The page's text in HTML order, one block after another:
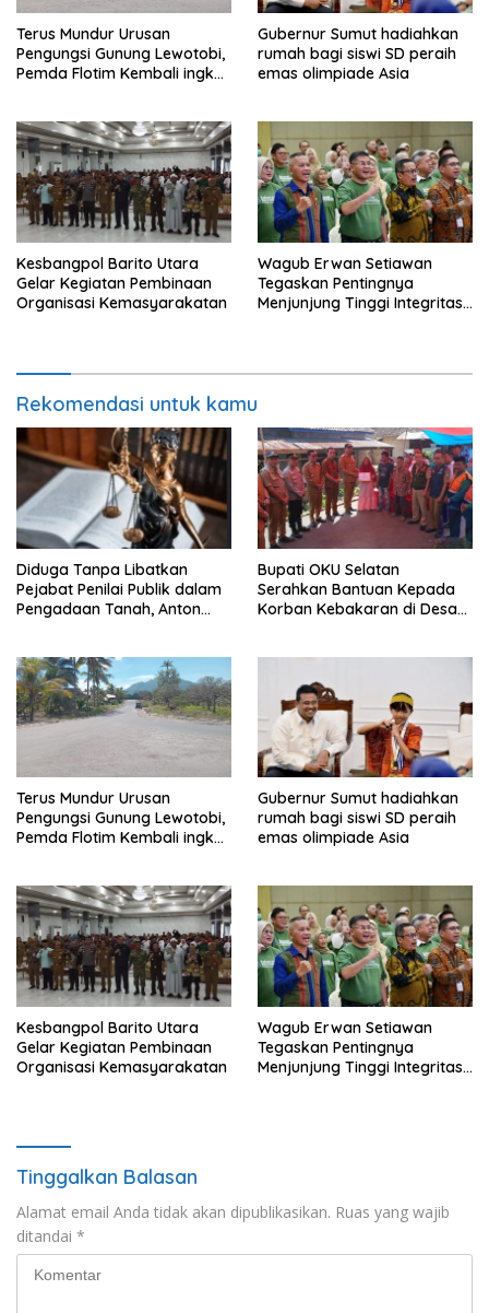
Terus Mundur Urusan
Pengungsi Gunung Lewotobi,
Pemda Flotim Kembali ingkar
Huntap Kuhe.
Gubernur Sumut hadiahkan
rumah bagi siswi SD peraih
emas olimpiade Asia
Kesbangpol Barito Utara
Gelar Kegiatan Pembinaan
Organisasi Kemasyarakatan
Wagub Erwan Setiawan
Tegaskan Pentingnya
Menjunjung Tinggi Integritas
Rekomendasi untuk kamu
Diduga Tanpa Libatkan
Pejabat Penilai Publik dalam
Pengadaan Tanah, Anton
Bupati OKU Selatan
Serahkan Bantuan Kepada
Korban Kebakaran di Desa
Terus Mundur Urusan
Pengungsi Gunung Lewotobi,
Pemda Flotim Kembali ingkar
Huntap Kuhe.
Gubernur Sumut hadiahkan
rumah bagi siswi SD peraih
emas olimpiade Asia
Kesbangpol Barito Utara
Gelar Kegiatan Pembinaan
Organisasi Kemasyarakatan
Wagub Erwan Setiawan
Tegaskan Pentingnya
Menjunjung Tinggi Integritas
Tinggalkan Balasan
Alamat email Anda tidak akan dipublikasikan. Ruas yang wajib
ditandai *